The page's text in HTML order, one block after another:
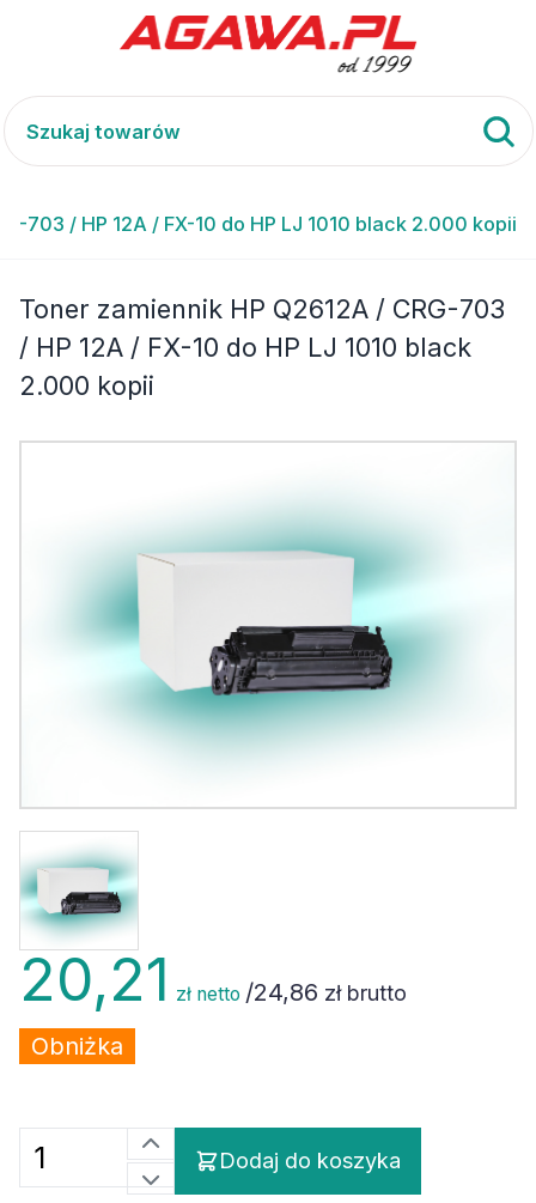
703 / HP 12A / FX-10 do HP LJ 1010 black 2.000 kopii
Toner zamiennik HP Q2612A / CRG-703
/ HP 12A / FX-10 do HP LJ 1010 black
2.000 kopii
20,21 zł netto /24,86 zł brutto
Obniżka
Dodaj do koszyka